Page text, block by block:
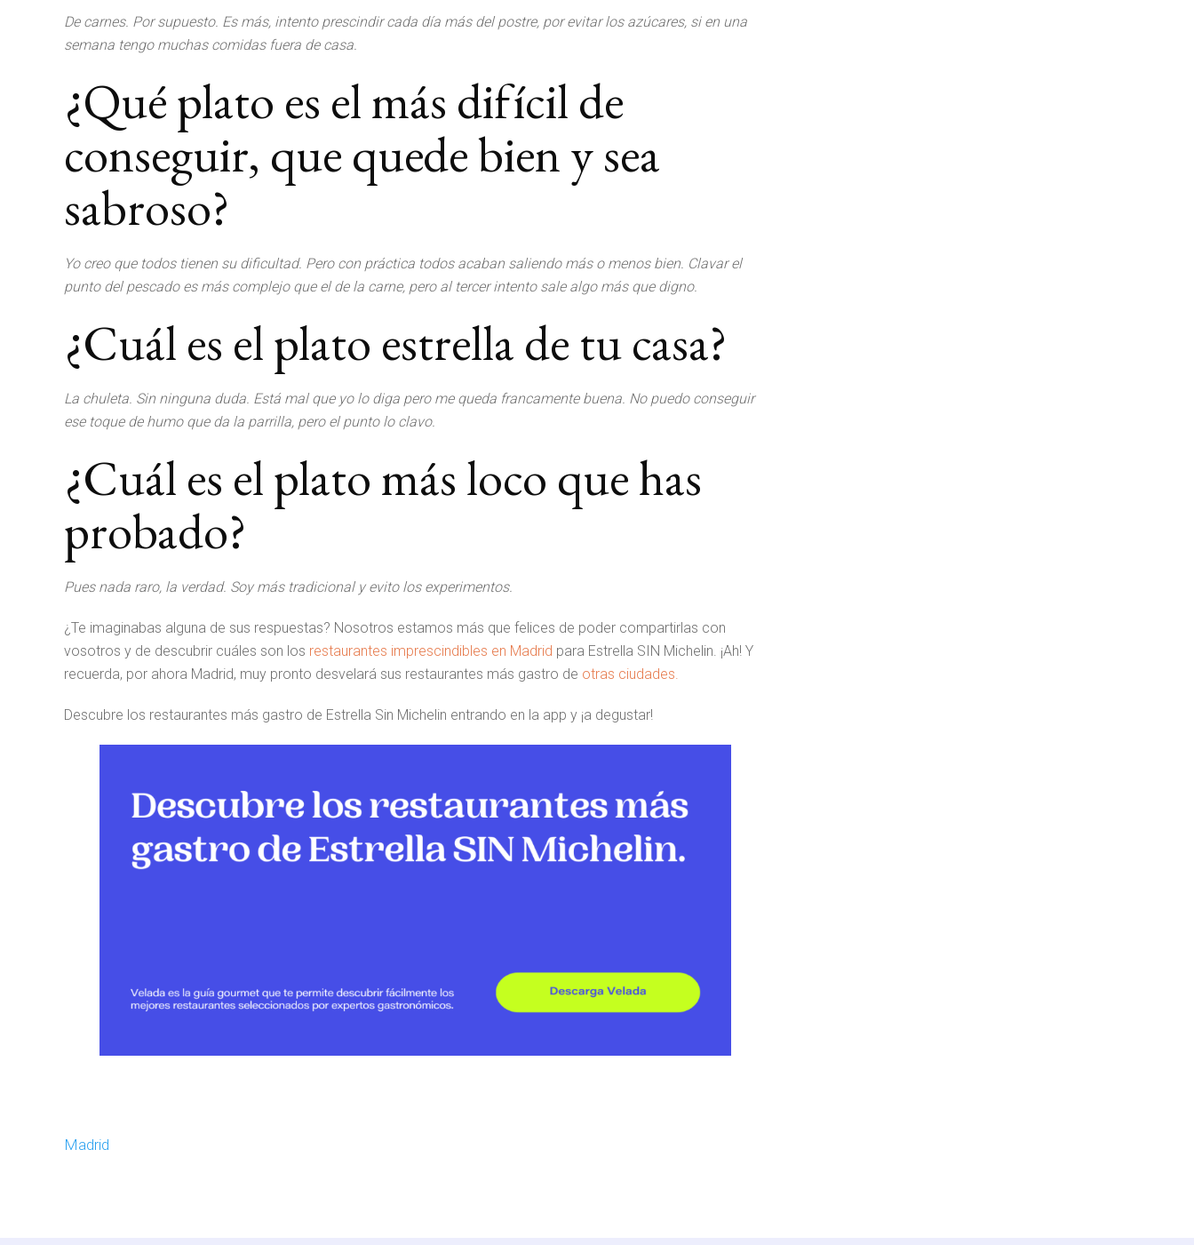
De carnes. Por supuesto. Es más, intento prescindir cada día más del postre, por evitar los azúcares, si en una
semana tengo muchas comidas fuera de casa.
¿Qué plato es el más difícil de
conseguir, que quede bien y sea
sabroso?
Yo creo que todos tienen su dificultad. Pero con práctica todos acaban saliendo más o menos bien. Clavar el
punto del pescado es más complejo que el de la carne, pero al tercer intento sale algo más que digno.
¿Cuál es el plato estrella de tu casa?
La chuleta. Sin ninguna duda. Está mal que yo lo diga pero me queda francamente buena. No puedo conseguir
ese toque de humo que da la parrilla, pero el punto lo clavo.
¿Cuál es el plato más loco que has
probado?
Pues nada raro, la verdad. Soy más tradicional y evito los experimentos.
¿Te imaginabas alguna de sus respuestas? Nosotros estamos más que felices de poder compartirlas con
vosotros y de descubrir cuáles son los restaurantes imprescindibles en Madrid para Estrella SIN Michelin. ¡Ah! Y
recuerda, por ahora Madrid, muy pronto desvelará sus restaurantes más gastro de otras ciudades.
Descubre los restaurantes más gastro de Estrella Sin Michelin entrando en la app y ¡a degustar!
Madrid